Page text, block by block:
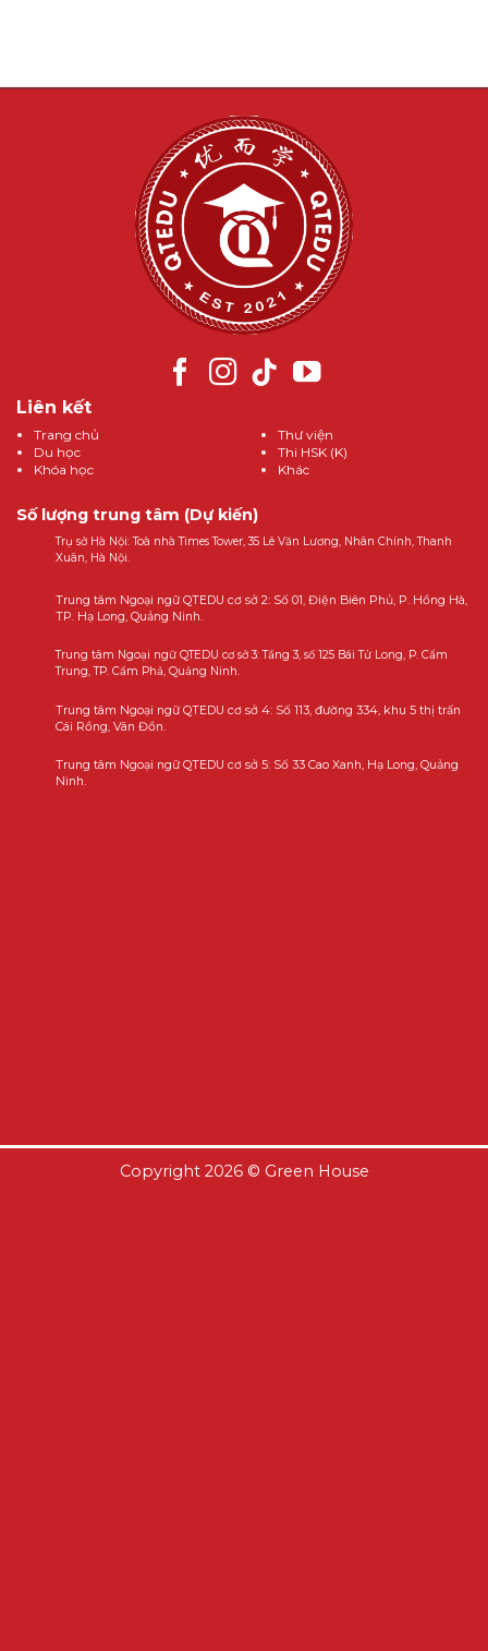
Liên kết
Trang chủ
Du học
Khóa học
Thư viện
Thi HSK (K)
Khác
Số lượng trung tâm (Dự kiến)
Trụ sở Hà Nội: Toà nhà Times Tower, 35 Lê Văn Lương, Nhân Chính, Thanh
Xuân, Hà Nội.
Trung tâm Ngoại ngữ QTEDU cơ sở 2: Số 01, Điện Biên Phủ, P. Hồng Hà,
TP. Hạ Long, Quảng Ninh.
Trung tâm Ngoại ngữ QTEDU cơ sở 3: Tầng 3, số 125 Bái Tử Long, P. Cẩm
Trung, TP. Cẩm Phả, Quảng Ninh.
Trung tâm Ngoại ngữ QTEDU cơ sở 4: Số 113, đường 334, khu 5 thị trấn
Cái Rồng, Vân Đồn.
Trung tâm Ngoại ngữ QTEDU cơ sở 5: Số 33 Cao Xanh, Hạ Long, Quảng
Ninh.
Copyright 2026 © Green House